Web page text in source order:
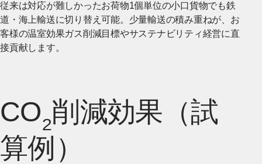
従来は対応が難しかったお荷物1個単位の小口貨物でも鉄
道・海上輸送に切り替え可能。少量輸送の積み重ねが、お
客様の温室効果ガス削減目標やサステナビリティ経営に直
接貢献します。
CO₂削減効果（試
算例）